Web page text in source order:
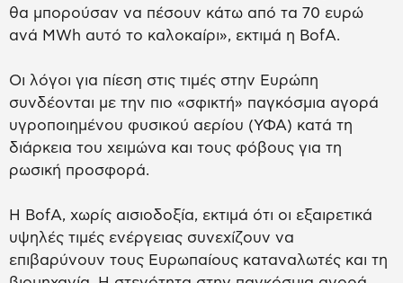
θα μπορούσαν να πέσουν κάτω από τα 70 ευρώ
ανά MWh αυτό το καλοκαίρι», εκτιμά η BofA.
Οι λόγοι για πίεση στις τιμές στην Ευρώπη
συνδέονται με την πιο «σφικτή» παγκόσμια αγορά
υγροποιημένου φυσικού αερίου (ΥΦΑ) κατά τη
διάρκεια του χειμώνα και τους φόβους για τη
ρωσική προσφορά.
Η ΒofA, χωρίς αισιοδοξία, εκτιμά ότι οι εξαιρετικά
υψηλές τιμές ενέργειας συνεχίζουν να
επιβαρύνουν τους Ευρωπαίους καταναλωτές και τη